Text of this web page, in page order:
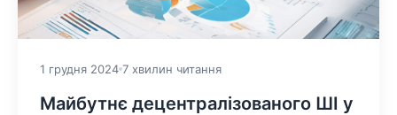
1 грудня 2024 7 хвилин читання
Майбутнє децентралізованого ШІ у